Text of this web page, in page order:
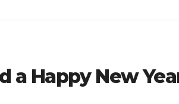
a Happy New